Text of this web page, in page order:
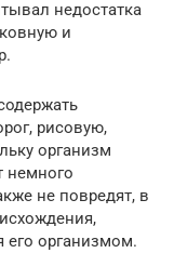
недостатка
и
рисовую,
организм
немного
не повредят, в
его организмом.